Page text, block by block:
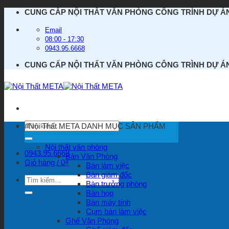
CUNG CẤP NỘI THẤT VĂN PHÒNG CÔNG TRÌNH DỰ
Email
08:00 - 17:30
0943.95.6668
CUNG CẤP NỘI THẤT VĂN PHÒNG CÔNG TRÌNH DỰ
Tìm
kiếm:
0943.95.6668
Giỏ hàng / 0₫
Tìm
kiếm:
#Nội Thất METADANH MỤC SẢN PHẨM
Nội thất văn phòng
Bàn Văn Phòng
Bàn làm việc
Bàn giám đốc
Bàn trưởng phòng
Bàn họp
Bàn máy tính
Cụm bàn làm việc
Ghế Văn Phòng